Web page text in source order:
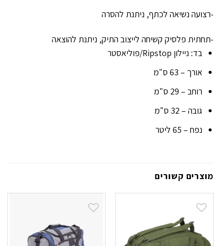
-רצועה נשיאה לכתף, ניתנת להסרה
-תחתית פלסיק קשיחה לייצוב התיק, ניתנת להוצאה
בד: ניילון Ripstop/פוליאסטר
אורך – 63 ס"מ
רוחב – 29 ס"מ
גובה – 32 ס"מ
נפח – 65 ליטר
מוצרים קשורים